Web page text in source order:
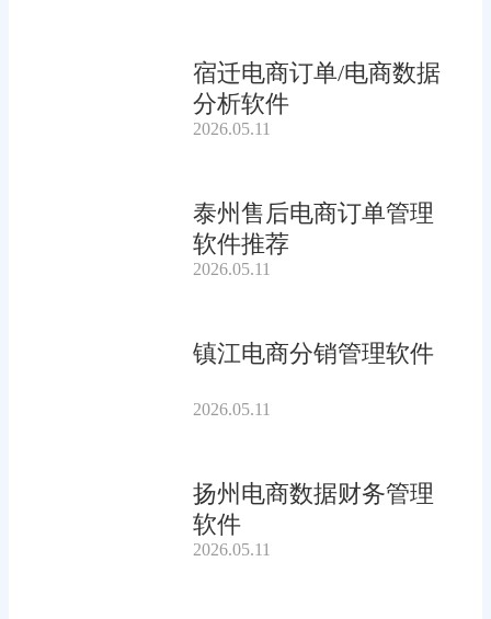
宿迁电商订单/电商数据
分析软件
2026.05.11
泰州售后电商订单管理
软件推荐
2026.05.11
镇江电商分销管理软件
2026.05.11
扬州电商数据财务管理
软件
2026.05.11